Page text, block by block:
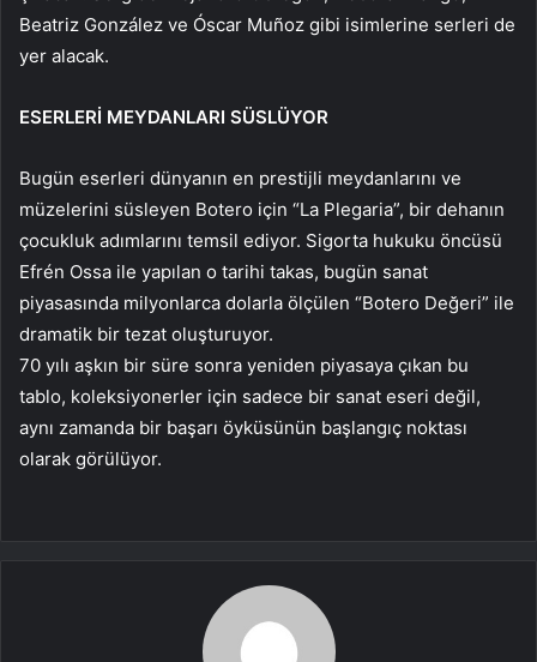
Beatriz González ve Óscar Muñoz gibi isimlerine serleri de
yer alacak.
ESERLERİ MEYDANLARI SÜSLÜYOR
Bugün eserleri dünyanın en prestijli meydanlarını ve
müzelerini süsleyen Botero için “La Plegaria”, bir dehanın
çocukluk adımlarını temsil ediyor. Sigorta hukuku öncüsü
Efrén Ossa ile yapılan o tarihi takas, bugün sanat
piyasasında milyonlarca dolarla ölçülen “Botero Değeri” ile
dramatik bir tezat oluşturuyor.
70 yılı aşkın bir süre sonra yeniden piyasaya çıkan bu
tablo, koleksiyonerler için sadece bir sanat eseri değil,
aynı zamanda bir başarı öyküsünün başlangıç noktası
olarak görülüyor.